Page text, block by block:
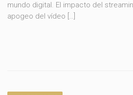
mundo digital. El impacto del
apogeo del vídeo […]